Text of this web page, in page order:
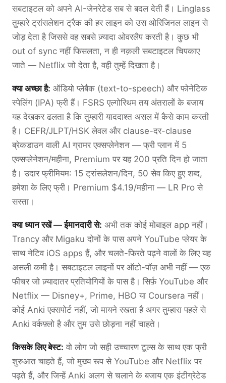
सबटाइटल को अपने AI-जेनरेटेड सब से बदल देती हैं। Linglass
तुम्हारे ट्रांसलेशन ट्रैक की हर लाइन को उस ओरिजिनल लाइन से
जोड़ देता है जिससे वह सबसे ज़्यादा ओवरलैप करती है। कुछ भी
out of sync नहीं फिसलता, न ही नक़ली सबटाइटल चिपकाए
जाते — Netflix जो देता है, वही तुम्हें दिखता है।
क्या अच्छा है: ऑडियो प्लेबैक (text-to-speech) और फोनेटिक
स्पेलिंग (IPA) फ्री हैं। FSRS एल्गोरिथम तय अंतरालों के बजाय
यह देखकर ढलता है कि तुम्हारी याददाश्त असल में कैसे काम करती
है। CEFR/JLPT/HSK लेवल और clause-दर-clause
ब्रेकडाउन वाली AI ग्रामर एक्सप्लेनेशन — फ्री प्लान में 5
एक्सप्लेनेशन/महीना, Premium पर यह 200 प्रति दिन हो जाता
है। उदार फ्रीमियम: 15 ट्रांसलेशन/दिन, 50 सेव किए हुए शब्द,
हमेशा के लिए फ्री। Premium $4.19/महीना — LR Pro से
सस्ता।
क्या ध्यान रखें — ईमानदारी से: अभी तक कोई मोबाइल app नहीं।
Trancy और Migaku दोनों के पास अपने YouTube प्लेयर के
साथ नेटिव iOS apps हैं, और चलते-फिरते पढ़ने वालों के लिए यह
असली कमी है। सबटाइटल लाइनों पर ऑटो-पॉज़ अभी नहीं — एक
फीचर जो ज़्यादातर प्रतियोगियों के पास है। सिर्फ़ YouTube और
Netflix — Disney+, Prime, HBO या Coursera नहीं।
कोई Anki एक्सपोर्ट नहीं, जो मायने रखता है अगर तुम्हारा पहले से
Anki वर्कफ़्लो है और तुम उसे छोड़ना नहीं चाहते।
किसके लिए बेस्ट: वो लोग जो सही उच्चारण टूल्स के साथ एक फ्री
शुरुआत चाहते हैं, जो मुख्य रूप से YouTube और Netflix पर
पढ़ते हैं, और जिन्हें Anki अलग से चलाने के बजाय एक इंटीग्रेटेड